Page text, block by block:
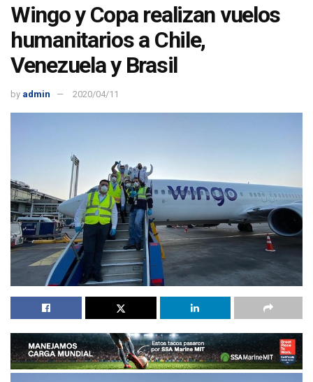
Wingo y Copa realizan vuelos
humanitarios a Chile,
Venezuela y Brasil
by admin 2020/04/11